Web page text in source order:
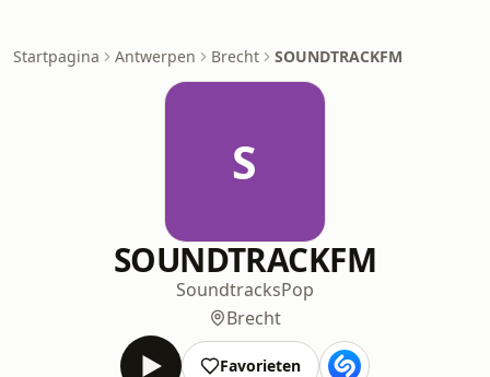
Startpagina Antwerpen Brecht SOUNDTRACKFM
S
SOUNDTRACKFM
SoundtracksPop
Brecht
Favorieten